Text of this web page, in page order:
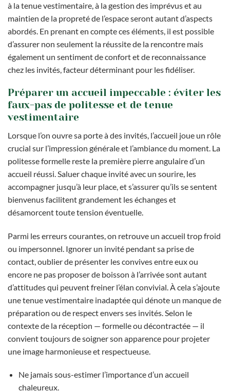
à la tenue vestimentaire, à la gestion des imprévus et au
maintien de la propreté de l’espace seront autant d’aspects
abordés. En prenant en compte ces éléments, il est possible
d’assurer non seulement la réussite de la rencontre mais
également un sentiment de confort et de reconnaissance
chez les invités, facteur déterminant pour les fidéliser.
Préparer un accueil impeccable : éviter les
faux-pas de politesse et de tenue
vestimentaire
Lorsque l’on ouvre sa porte à des invités, l’accueil joue un rôle
crucial sur l’impression générale et l’ambiance du moment. La
politesse formelle reste la première pierre angulaire d’un
accueil réussi. Saluer chaque invité avec un sourire, les
accompagner jusqu’à leur place, et s’assurer qu’ils se sentent
bienvenus facilitent grandement les échanges et
désamorcent toute tension éventuelle.
Parmi les erreurs courantes, on retrouve un accueil trop froid
ou impersonnel. Ignorer un invité pendant sa prise de
contact, oublier de présenter les convives entre eux ou
encore ne pas proposer de boisson à l’arrivée sont autant
d’attitudes qui peuvent freiner l’élan convivial. À cela s’ajoute
une tenue vestimentaire inadaptée qui dénote un manque de
préparation ou de respect envers ses invités. Selon le
contexte de la réception — formelle ou décontractée — il
convient toujours de soigner son apparence pour projeter
une image harmonieuse et respectueuse.
Ne jamais sous-estimer l’importance d’un accueil
chaleureux.